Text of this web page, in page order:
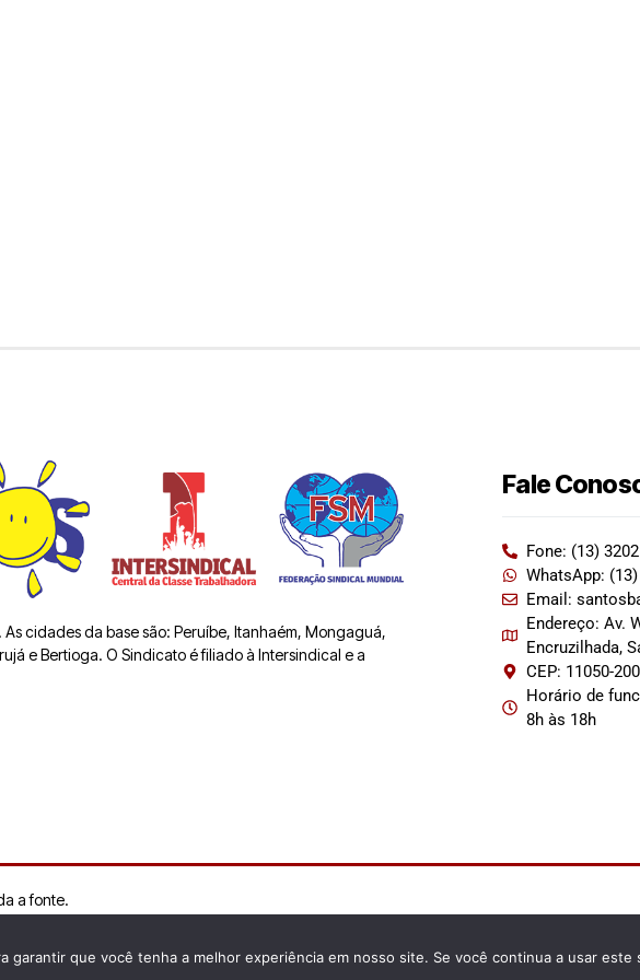
As cidades da base são: Peruíbe, Itanhaém, Mongaguá,
e Bertioga. O Sindicato é filiado à Intersindical e a
Fale
Fone: (13)
WhatsApp:
Email:
Endereço: Av.
Encruzilhada,
CEP: 11050-200
Horário de
8h às 18h
a fonte.
garantir que você tenha a melhor experiência em nosso site. Se você continua a usar